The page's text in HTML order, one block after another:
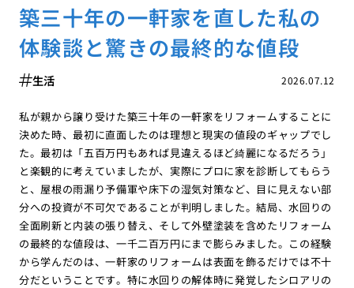
築三十年の一軒家を直した私の
体験談と驚きの最終的な値段
2026.07.12
生活
私が親から譲り受けた築三十年の一軒家をリフォームすることに
決めた時、最初に直面したのは理想と現実の値段のギャップでし
た。最初は「五百万円もあれば見違えるほど綺麗になるだろう」
と楽観的に考えていましたが、実際にプロに家を診断してもらう
と、屋根の雨漏り予備軍や床下の湿気対策など、目に見えない部
分への投資が不可欠であることが判明しました。結局、水回りの
全面刷新と内装の張り替え、そして外壁塗装を含めたリフォーム
の最終的な値段は、一千二百万円にまで膨らみました。この経験
から学んだのは、一軒家のリフォームは表面を飾るだけでは不十
分だということです。特に水回りの解体時に発覚したシロアリの